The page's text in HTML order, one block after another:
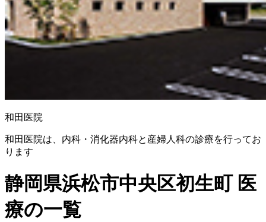
和田医院
和田医院は、内科・消化器内科と産婦人科の診療を行ってお
ります
静岡県浜松市中央区初生町 医
療の一覧